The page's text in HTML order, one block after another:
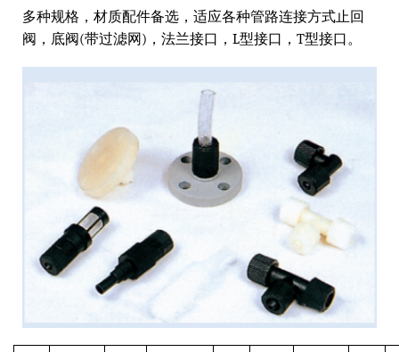
多种规格，材质配件备选，适应各种管路连接方式止回
阀，底阀(带过滤网)，法兰接口，L型接口，T型接口。